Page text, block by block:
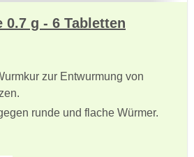
0.7 g - 6 Tabletten
zur Entwurmung von
runde und flache Würmer.